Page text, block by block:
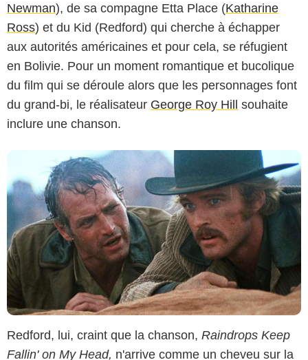
Newman), de sa compagne Etta Place (Katharine
Ross) et du Kid (Redford) qui cherche à échapper
aux autorités américaines et pour cela, se réfugient
en Bolivie. Pour un moment romantique et bucolique
du film qui se déroule alors que les personnages font
du grand-bi, le réalisateur George Roy Hill souhaite
inclure une chanson.
Redford, lui, craint que la chanson, Raindrops Keep
Fallin' on My Head, n'arrive comme un cheveu sur la